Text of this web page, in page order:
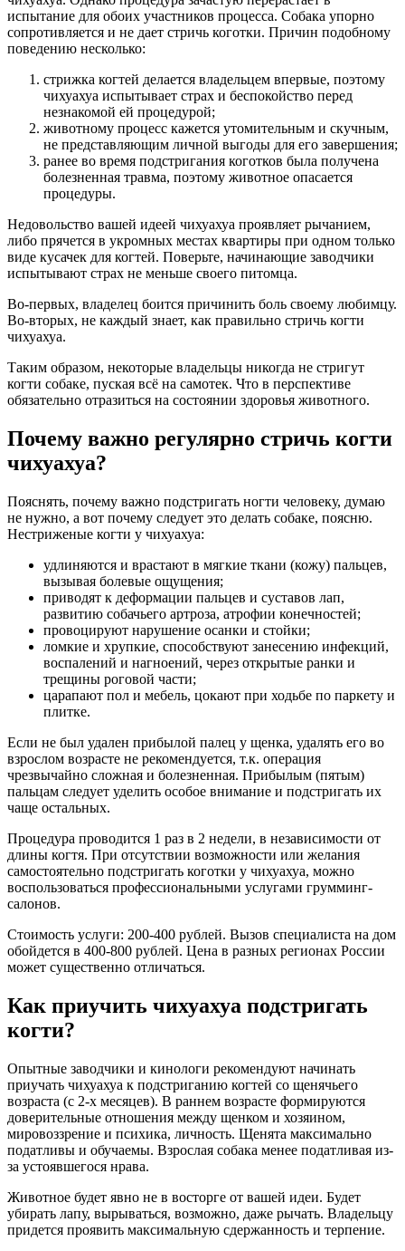
испытание для обоих участников процесса. Собака упорно
сопротивляется и не дает стричь коготки. Причин подобному
поведению несколько:
стрижка когтей делается владельцем впервые, поэтому
чихуахуа испытывает страх и беспокойство перед
незнакомой ей процедурой;
животному процесс кажется утомительным и скучным,
не представляющим личной выгоды для его завершения;
ранее во время подстригания коготков была получена
болезненная травма, поэтому животное опасается
процедуры.
Недовольство вашей идеей чихуахуа проявляет рычанием,
либо прячется в укромных местах квартиры при одном только
виде кусачек для когтей. Поверьте, начинающие заводчики
испытывают страх не меньше своего питомца.
Во-первых, владелец боится причинить боль своему любимцу.
Во-вторых, не каждый знает, как правильно стричь когти
чихуахуа.
Таким образом, некоторые владельцы никогда не стригут
когти собаке, пуская всё на самотек. Что в перспективе
обязательно отразиться на состоянии здоровья животного.
Почему важно регулярно стричь когти
чихуахуа?
Пояснять, почему важно подстригать ногти человеку, думаю
не нужно, а вот почему следует это делать собаке, поясню.
Нестриженые когти у чихуахуа:
удлиняются и врастают в мягкие ткани (кожу) пальцев,
вызывая болевые ощущения;
приводят к деформации пальцев и суставов лап,
развитию собачьего артроза, атрофии конечностей;
провоцируют нарушение осанки и стойки;
ломкие и хрупкие, способствуют занесению инфекций,
воспалений и нагноений, через открытые ранки и
трещины роговой части;
царапают пол и мебель, цокают при ходьбе по паркету и
плитке.
Если не был удален прибылой палец у щенка, удалять его во
взрослом возрасте не рекомендуется, т.к. операция
чрезвычайно сложная и болезненная. Прибылым (пятым)
пальцам следует уделить особое внимание и подстригать их
чаще остальных.
Процедура проводится 1 раз в 2 недели, в независимости от
длины когтя. При отсутствии возможности или желания
самостоятельно подстригать коготки у чихуахуа, можно
воспользоваться профессиональными услугами грумминг-
салонов.
Стоимость услуги: 200-400 рублей. Вызов специалиста на дом
обойдется в 400-800 рублей. Цена в разных регионах России
может существенно отличаться.
Как приучить чихуахуа подстригать
когти?
Опытные заводчики и кинологи рекомендуют начинать
приучать чихуахуа к подстриганию когтей со щенячьего
возраста (с 2-х месяцев). В раннем возрасте формируются
доверительные отношения между щенком и хозяином,
мировоззрение и психика, личность. Щенята максимально
податливы и обучаемы. Взрослая собака менее податливая из-
за устоявшегося нрава.
Животное будет явно не в восторге от вашей идеи. Будет
убирать лапу, вырываться, возможно, даже рычать. Владельцу
придется проявить максимальную сдержанность и терпение.